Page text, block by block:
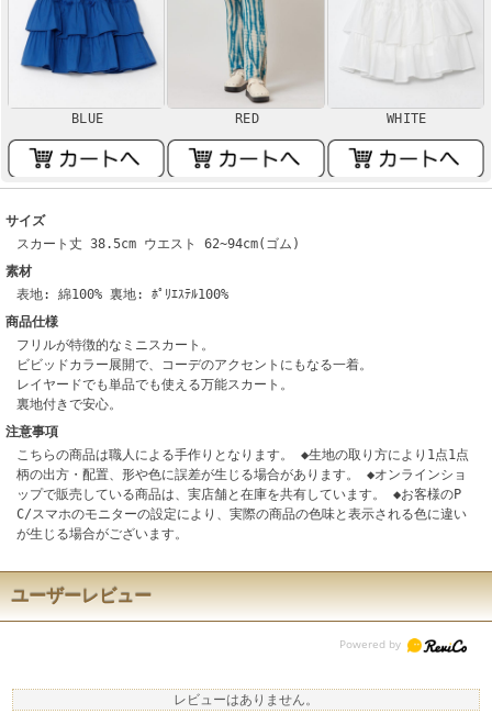
BLUE RED WHITE
サイズ
スカート丈 38.5cm ウエスト 62~94cm(ゴム)
素材
表地: 綿100% 裏地: ﾎﾟﾘｴｽﾃﾙ100%
商品仕様
フリルが特徴的なミニスカート。
ビビッドカラー展開で、コーデのアクセントにもなる一着。
レイヤードでも単品でも使える万能スカート。
裏地付きで安心。
注意事項
こちらの商品は職人による手作りとなります。 ◆生地の取り方により1点1点
柄の出方・配置、形や色に誤差が生じる場合があります。 ◆オンラインショ
ップで販売している商品は、実店舗と在庫を共有しています。 ◆お客様のP
C/スマホのモニターの設定により、実際の商品の色味と表示される色に違い
が生じる場合がございます。
ユーザーレビュー
レビューはありません。